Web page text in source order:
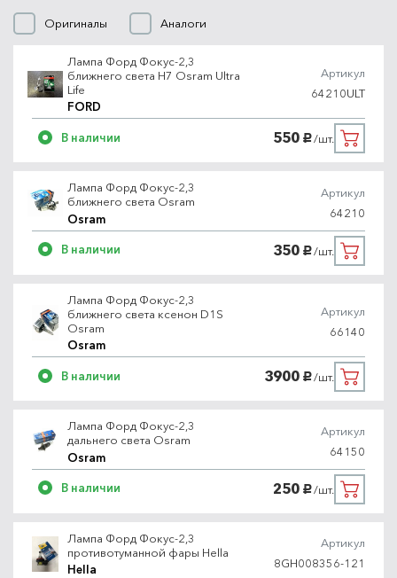
Оригиналы Аналоги
Лампа Форд Фокус-2,3
ближнего света H7 Osram Ultra
Life
FORD
Артикул
64210ULT
В наличии 550 руб./шт.
Лампа Форд Фокус-2,3
ближнего света Osram
Osram
Артикул
64210
В наличии 350 руб./шт.
Лампа Форд Фокус-2,3
ближнего света ксенон D1S
Osram
Osram
Артикул
66140
В наличии 3900 руб./шт.
Лампа Форд Фокус-2,3
дальнего света Osram
Osram
Артикул
64150
В наличии 250 руб./шт.
Лампа Форд Фокус-2,3
противотуманной фары Hella
Hella
Артикул
8GH008356-121